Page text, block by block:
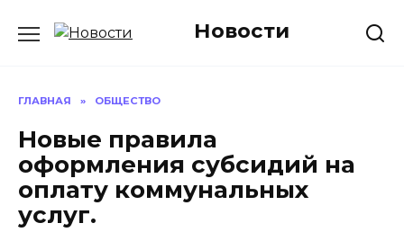
Новости
ГЛАВНАЯ » ОБЩЕСТВО
Новые правила
оформления субсидий на
оплату коммунальных
услуг.